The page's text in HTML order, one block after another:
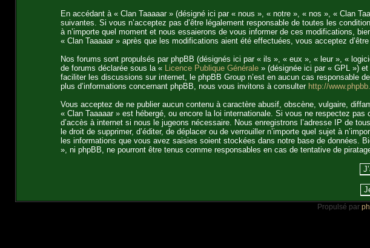
En accédant à « Clan Taaaaar » (désigné ici par « nous », « notre », « nos », « Clan
suivantes. Si vous n’acceptez pas d’être légalement responsable de toutes les
à n’importe quel moment et nous essaierons de vous informer de ces modifications,
« Clan Taaaaar » après que les modifications aient été effectuées, vous acceptez
Nos forums sont propulsés par phpBB (désignés ici par « ils », « eux », « leur », «
de forums déclarée sous la « Licence Publique Générale» (désignée ici par « GPL »)
faciliter les discussions sur internet, le phpBB Group n’est en aucun cas responsable
plus d’informations concernant phpBB, nous vous invitons à consulter http://
Vous acceptez de ne publier aucun contenu à caractère abusif, obscène, vulgaire,
« Clan Taaaaar » est hébergé, ou encore la loi internationale. Si vous ne respectez
d’accès à internet si nous le jugeons nécessaire. Nous enregistrons l’adresse IP de
le droit de supprimer, d’éditer, de déplacer ou de verrouiller n’importe quel sujet à
les informations que vous avez saisies soient stockées dans notre base de données.
», ni phpBB, ne pourront être tenus comme responsables en cas de tentative de
Propulsé par